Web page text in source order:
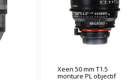
Xeen 50 mm T1.5
monture PL objectif